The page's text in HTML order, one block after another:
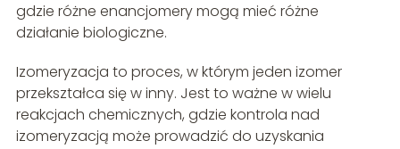
gdzie różne enancjomery mogą mieć różne
działanie biologiczne.
Izomeryzacja to proces, w którym jeden izomer
przekształca się w inny. Jest to ważne w wielu
reakcjach chemicznych, gdzie kontrola nad
izomeryzacją może prowadzić do uzyskania